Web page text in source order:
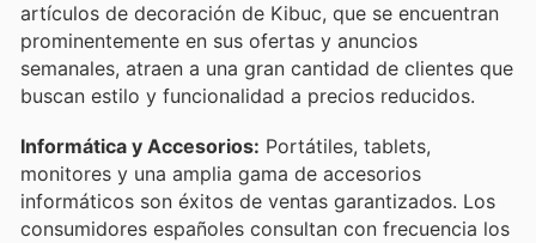
artículos de decoración de Kibuc, que se encuentran
prominentemente en sus ofertas y anuncios
semanales, atraen a una gran cantidad de clientes que
buscan estilo y funcionalidad a precios reducidos.
Informática y Accesorios: Portátiles, tablets,
monitores y una amplia gama de accesorios
informáticos son éxitos de ventas garantizados. Los
consumidores españoles consultan con frecuencia los